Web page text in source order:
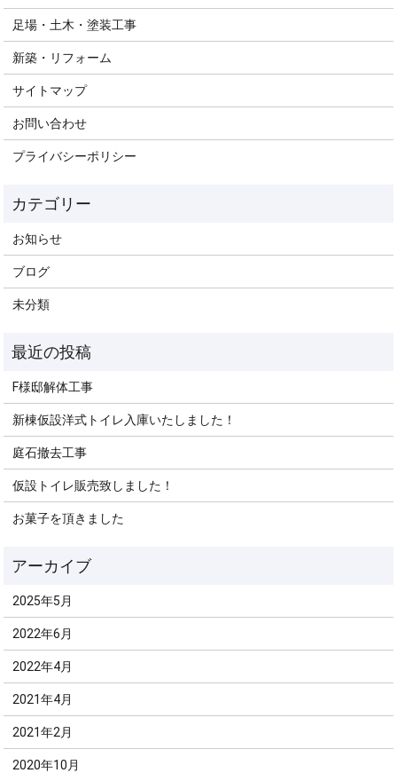
足場・土木・塗装工事
新築・リフォーム
サイトマップ
お問い合わせ
プライバシーポリシー
お知らせ
ブログ
未分類
F様邸解体工事
新棟仮設洋式トイレ入庫いたしました！
庭石撤去工事
仮設トイレ販売致しました！
お菓子を頂きました
2025年5月
2022年6月
2022年4月
2021年4月
2021年2月
2020年10月